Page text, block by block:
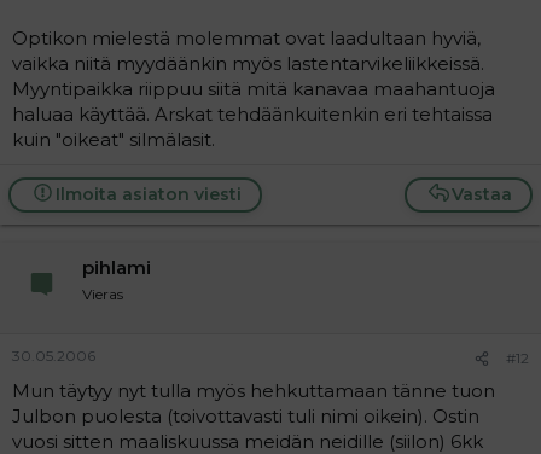
Optikon mielestä molemmat ovat laadultaan hyviä,
vaikka niitä myydäänkin myös lastentarvikeliikkeissä.
Myyntipaikka riippuu siitä mitä kanavaa maahantuoja
haluaa käyttää. Arskat tehdäänkuitenkin eri tehtaissa
kuin "oikeat" silmälasit.
Vastaa
Ilmoita asiaton viesti
pihlami
Vieras
30.05.2006 #12
Mun täytyy nyt tulla myös hehkuttamaan tänne tuon
Julbon puolesta (toivottavasti tuli nimi oikein). Ostin
vuosi sitten maaliskuussa meidän neidille (siilon) 6kk